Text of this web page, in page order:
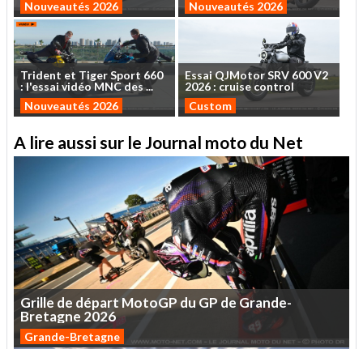
Nouveautés 2026
Nouveautés 2026
Trident et TigerSport 660
: l'essaividéo MNCdes...
Nouveautés 2026
EssaiQJMotorSRV 600V2
2026 : cruise control
Custom
A lire aussi sur le Journal moto du Net
Grille de départ MotoGP duGPdeGrande-
Bretagne 2026
Grande-Bretagne